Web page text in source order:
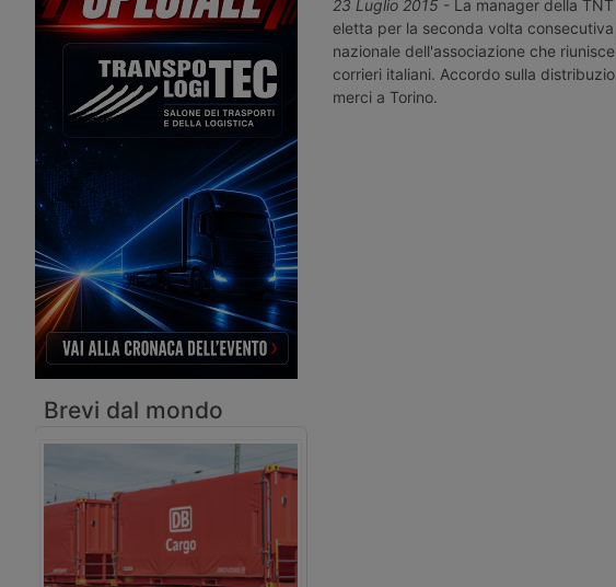
autotrasportatori e corrieri espressi
operanti in Italia. Continuità, dialogo
con le istituzioni e transizione digitale
al centro del nuovo corso.
Gabriele De Marzio.
Brevi dal mondo
23 Luglio 2015 - La manager della
eletta per la seconda volta
nazionale dell'associazione che
corrieri italiani. Accordo sulla
merci a Torino.